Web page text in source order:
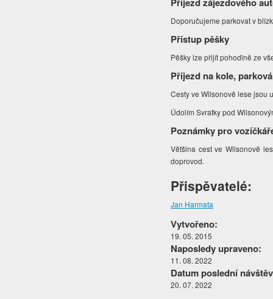
Doporučujeme parkovat v
Přístup pěšky
Pěšky lze přijít pohodlně ze
Příjezd na kole,
Cesty ve Wilsonově lese jsou
Údolím Svratky pod
Poznámky pro
Většina cest ve Wilsonově
doprovod.
Přispěvatelé:
Jan Harmata
Vytvořeno:
19. 05. 2015
Naposledy upraveno:
11. 08. 2022
Datum poslední
20. 07. 2022